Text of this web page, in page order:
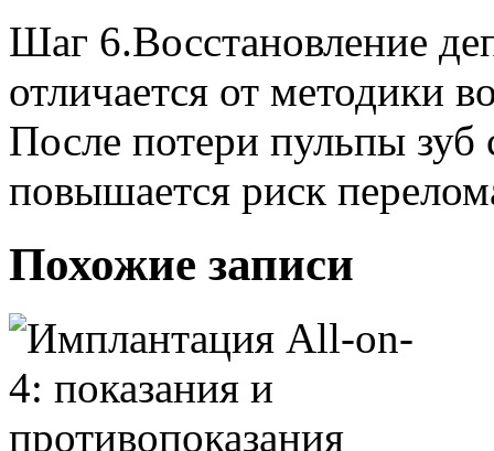
Шаг 6.Восстановление
отличается от методики
После потери пульпы зуб
повышается риск
Похожие записи